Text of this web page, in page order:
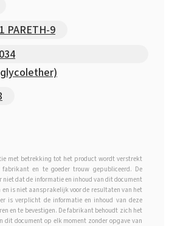
PARETH-9
met betrekking tot het product wordt verstrekt
en te goeder trouw gepubliceerd. De
dat de informatie en inhoud van dit document
is niet aansprakelijk voor de resultaten van het
is verplicht de informatie en inhoud van deze
en te bevestigen. De fabrikant behoudt zich het
dit document op elk moment zonder opgave van